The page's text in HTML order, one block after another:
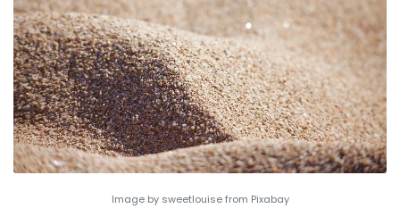
Image by sweetlouise from Pixabay